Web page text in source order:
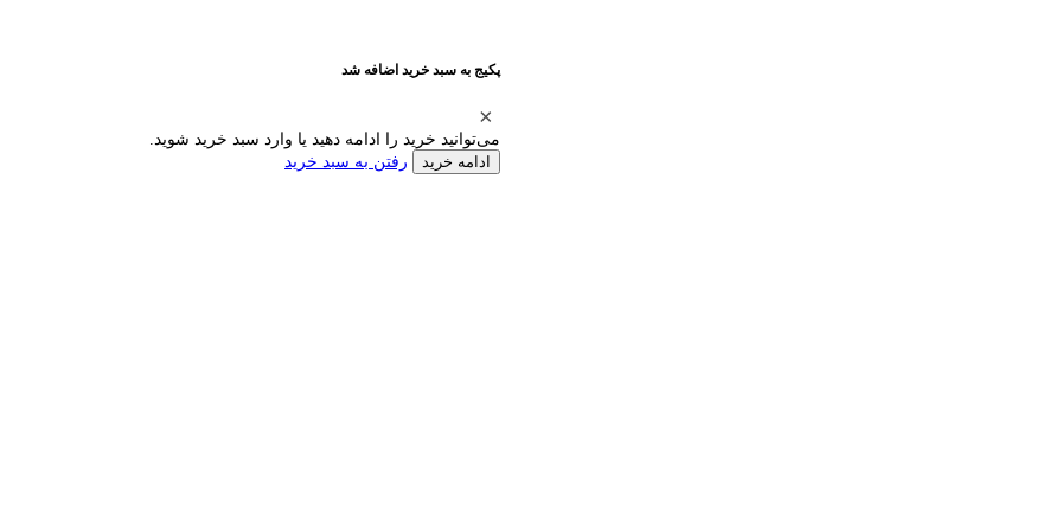
پکیج به سبد خرید اضافه شد
می‌توانید خرید را ادامه دهید یا وارد سبد خرید شوید.
ادامه خرید رفتن به سبد خرید